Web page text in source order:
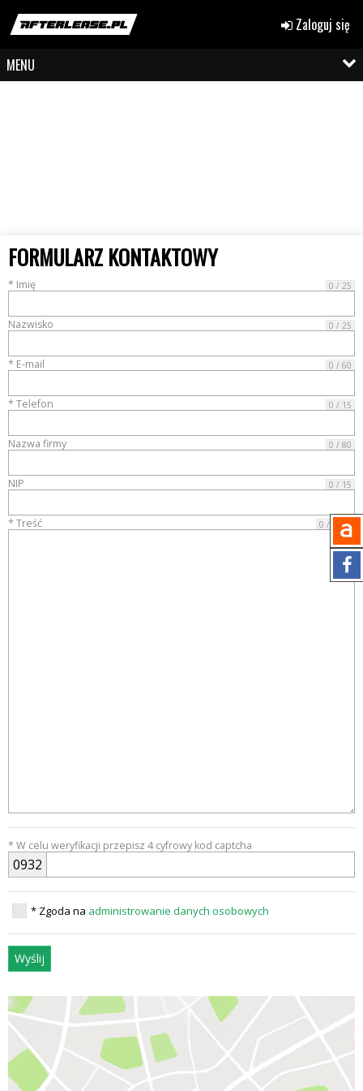
Zaloguj się
MENU
FORMULARZ KONTAKTOWY
* Imię 0 / 25
Nazwisko 0 / 25
* E-mail 0 / 60
* Telefon 0 / 15
Nazwa firmy 0 / 80
NIP 0 / 15
* Treść 0 / 4000
* W celu weryfikacji przepisz 4 cyfrowy kod captcha
0932
* Zgoda na administrowanie danych osobowych
Wyślij